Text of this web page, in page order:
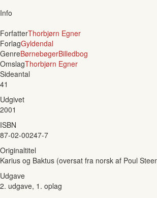
Info
ForfatterThorbjørn Egner
ForlagGyldendal
GenreBørnebøgerBilledbog
OmslagThorbjørn Egner
Sideantal
41
Udgivet
2001
ISBN
87-02-00247-7
Originaltitel
Karius og Baktus (oversat fra norsk af Poul
Udgave
2. udgave, 1. oplag